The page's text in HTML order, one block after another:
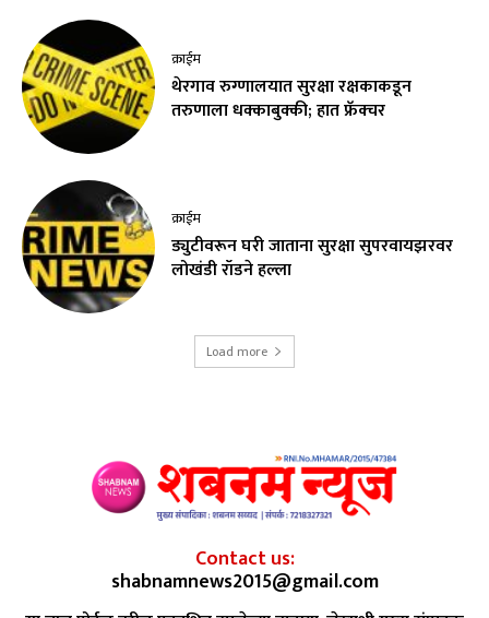
क्राईम
थेरगाव रुग्णालयात सुरक्षा रक्षकाकडून
तरुणाला धक्काबुक्की; हात फ्रॅक्चर
क्राईम
ड्युटीवरून घरी जाताना सुरक्षा सुपरवायझरवर
लोखंडी रॉडने हल्ला
Load more
Contact us:
shabnamnews2015@gmail.com